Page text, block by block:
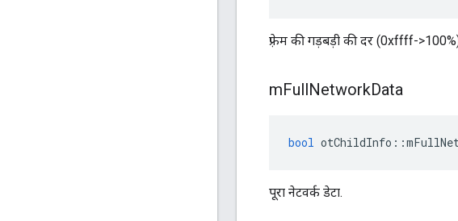
फ़्रेम की गड़बड़ी की दर (0xffff-
mFullNetworkData
bool otChildInfo ::
पूरा नेटवर्क डेटा.